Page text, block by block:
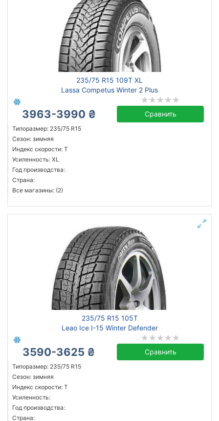
235/75 R15 109T XL
Lassa Competus Winter 2 Plus
3963-3990 ₴ Сравнить
Типоразмер: 235/75 R15
Сезон: зимняя
Индекс скорости: T
Усиленность: XL
Год производства:
Страна:
Все магазины: (2)
235/75 R15 105T
Leao Ice I-15 Winter Defender
3590-3625 ₴ Сравнить
Типоразмер: 235/75 R15
Сезон: зимняя
Индекс скорости: T
Усиленность:
Год производства:
Страна: